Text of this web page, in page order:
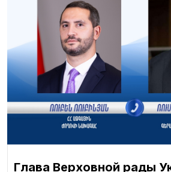
Глава Верховной рады